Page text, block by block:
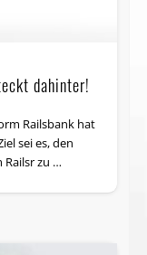
dahinter!
Railsbank hat
sei es, den
Railsr zu …